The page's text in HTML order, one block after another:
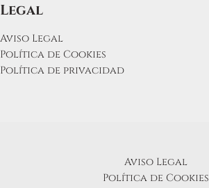
Legal
Aviso Legal
Política de Cookies
Política de privacidad
Aviso Legal
Política de Cookies